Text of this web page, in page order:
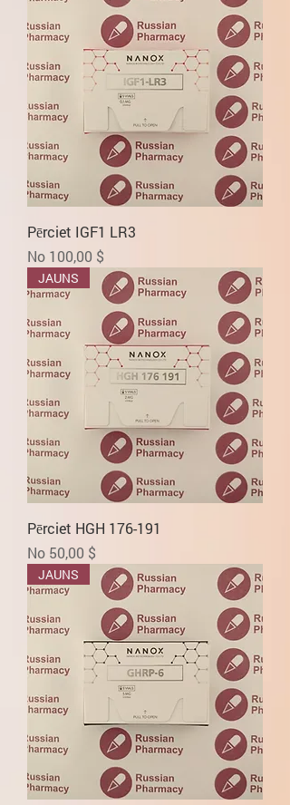
Pērciet IGF1 LR3
No 100,00 $
Izpārdošanas cena
JAUNS
Pērciet HGH 176-191
No 50,00 $
Izpārdošanas cena
JAUNS